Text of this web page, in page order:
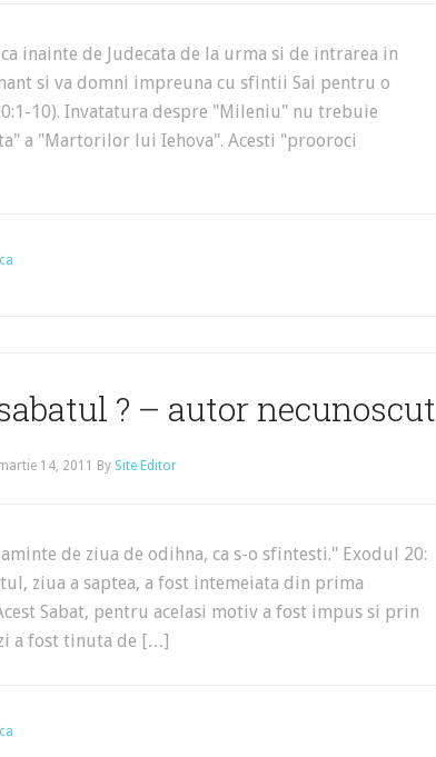
inainte de Judecata de la urma si de intrarea in
si va domni impreuna cu sfintii Sai pentru o
10). Invatatura despre "Mileniu" nu trebuie
a "Martorilor lui Iehova". Acesti "prooroci
? – autor necunoscut
14, 2011 By Site Editor
de ziua de odihna, ca s-o sfintesti." Exodul 20:
ziua a saptea, a fost intemeiata din prima
Sabat, pentru acelasi motiv a fost impus si prin
zi a fost tinuta de […]